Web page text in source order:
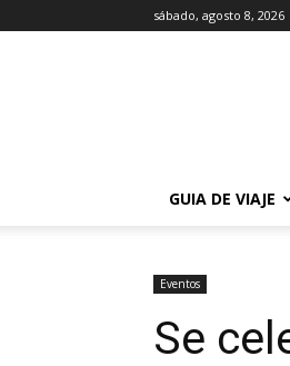
sábado, agosto 8, 2026
GUIA DE VIAJE
Eventos
Se